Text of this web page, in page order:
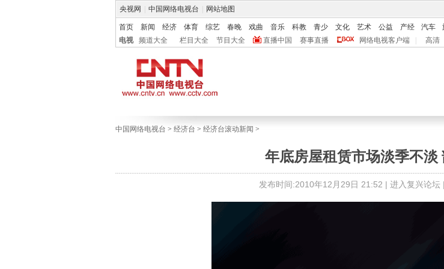
央视网 中国网络电视台 网站地图
首页 新闻 经济 体育 综艺 春晚 戏曲 音乐 科教 青少 文化 艺术 公益 产经 汽车
电视
频道大全 栏目大全 节目大全 直播中国 赛事直播 网络电视客户端 高清
中国网络电视台 > 经济台 > 经济台滚动新闻 >
年底房屋租赁市场淡季不淡
发布时间:2010年12月29日 21:52 | 进入复兴论坛